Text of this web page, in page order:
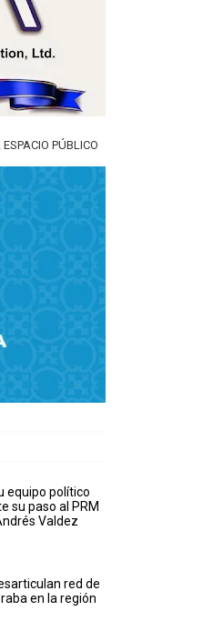
PÚBLICO
equipo político
su paso al PRM
Valdez
red de
en la región